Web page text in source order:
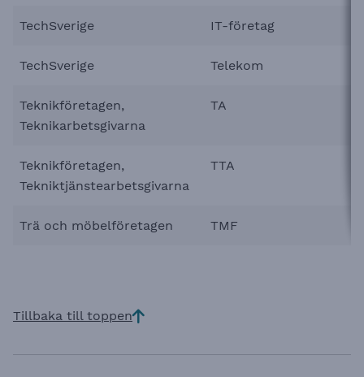
TechSverige IT-företag
TechSverige Telekom
Teknikföretagen,
Teknikarbetsgivarna
TA
Teknikföretagen,
Tekniktjänstearbetsgivarna
TTA
Trä och möbelföretagen TMF
Tillbaka till toppen